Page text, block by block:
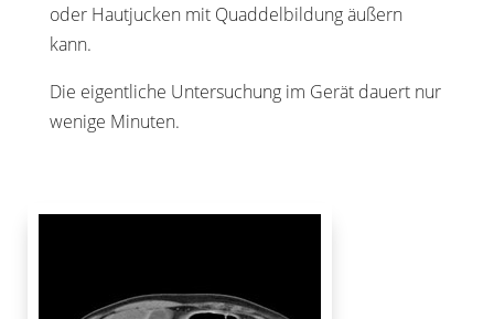
oder Hautjucken mit Quaddelbildung äußern
kann.
Die eigentliche Untersuchung im Gerät dauert nur
wenige Minuten.